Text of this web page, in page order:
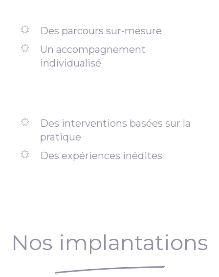
Des parcours sur-mesure
Un accompagnement
individualisé
Des interventions basées sur la
pratique
Des expériences inédites
Nos implantations